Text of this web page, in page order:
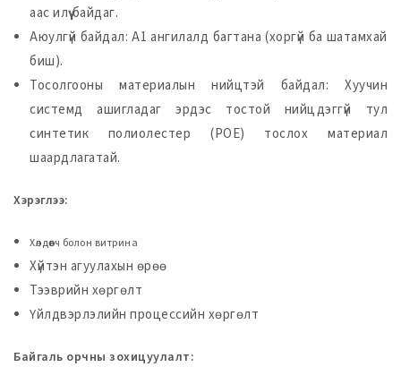
аас илүү байдаг.
Аюулгүй байдал: А1 ангилалд багтана (хоргүй ба шатамхай
биш).
Тосолгооны материалын нийцтэй байдал: Хуучин
системд ашигладаг эрдэс тостой нийцдэггүй тул
синтетик полиолестер (POE) тослох материал
шаардлагатай.
Хэрэглээ:
Хөлдөөгч болон витрина
Хүйтэн агуулахын өрөө
Тээврийн хөргөлт
Үйлдвэрлэлийн процессийн хөргөлт
Байгаль орчны зохицуулалт: